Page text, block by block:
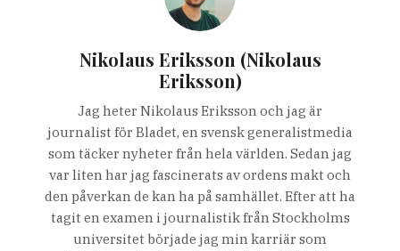
Nikolaus Eriksson (Nikolaus
Eriksson)
Jag heter Nikolaus Eriksson och jag är
journalist för Bladet, en svensk generalistmedia
som täcker nyheter från hela världen. Sedan jag
var liten har jag fascinerats av ordens makt och
den påverkan de kan ha på samhället. Efter att ha
tagit en examen i journalistik från Stockholms
universitet började jag min karriär som